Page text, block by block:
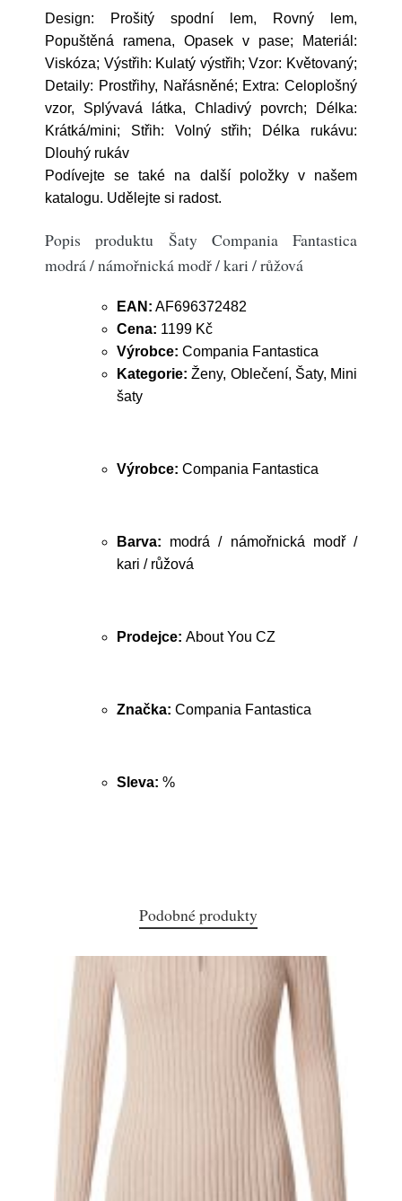
Design: Prošitý spodní lem, Rovný lem,
Popuštěná ramena, Opasek v pase; Materiál:
Viskóza; Výstřih: Kulatý výstřih; Vzor: Květovaný;
Detaily: Prostřihy, Nařásněné; Extra: Celoplošný
vzor, Splývavá látka, Chladivý povrch; Délka:
Krátká/mini; Střih: Volný střih; Délka rukávu:
Dlouhý rukáv
Podívejte se také na další položky v našem
katalogu. Udělejte si radost.
Popis produktu Šaty Compania Fantastica
modrá / námořnická modř / kari / růžová
EAN: AF696372482
Cena: 1199 Kč
Výrobce: Compania Fantastica
Kategorie: Ženy, Oblečení, Šaty, Mini
šaty
Výrobce: Compania Fantastica
Barva: modrá / námořnická modř /
kari / růžová
Prodejce: About You CZ
Značka: Compania Fantastica
Sleva: %
Podobné produkty